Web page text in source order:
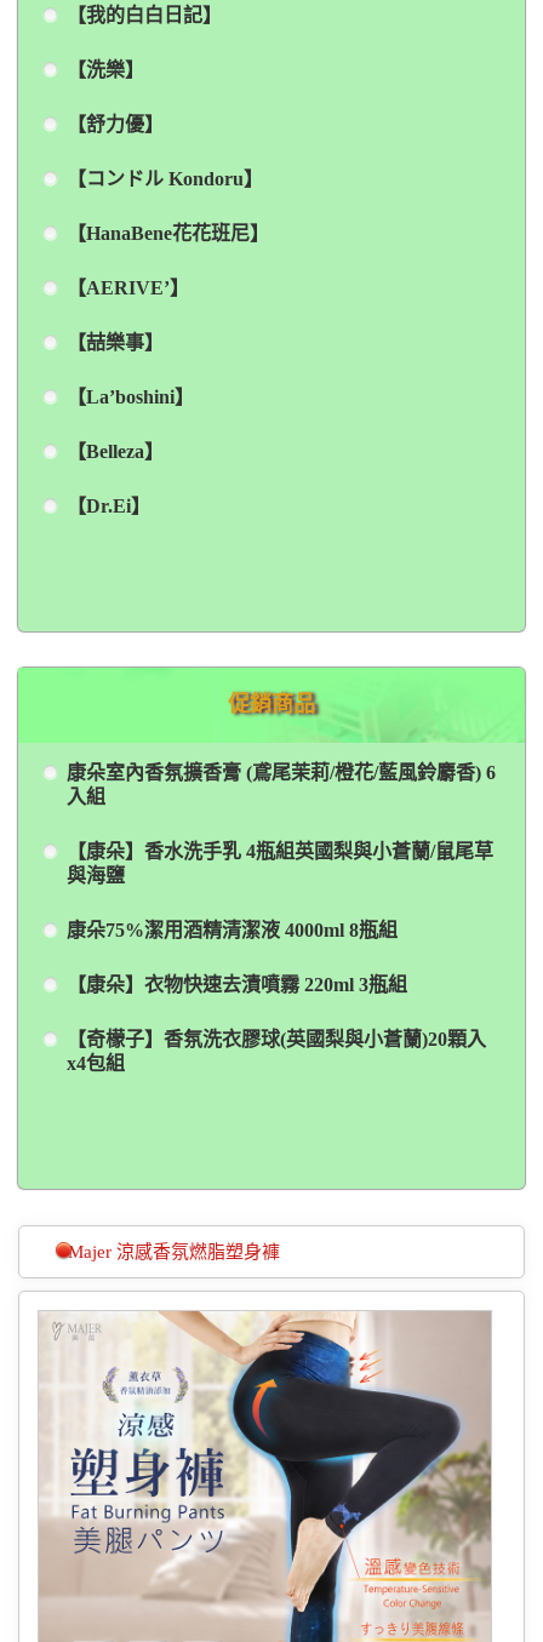
【我的白白日記】
【洗樂】
【舒力優】
【コンドル Kondoru】
【HanaBene花花班尼】
【AERIVE’】
【喆樂事】
【La’boshini】
【Belleza】
【Dr.Ei】
促銷商品
康朵室內香氛擴香膏 (鳶尾茉莉/橙花/藍風鈴麝香) 6
入組
【康朵】香水洗手乳 4瓶組英國梨與小蒼蘭/鼠尾草
與海鹽
康朵75%潔用酒精清潔液 4000ml 8瓶組
【康朵】衣物快速去漬噴霧 220ml 3瓶組
【奇檬子】香氛洗衣膠球(英國梨與小蒼蘭)20顆入
x4包組
Majer 涼感香氛燃脂塑身褲